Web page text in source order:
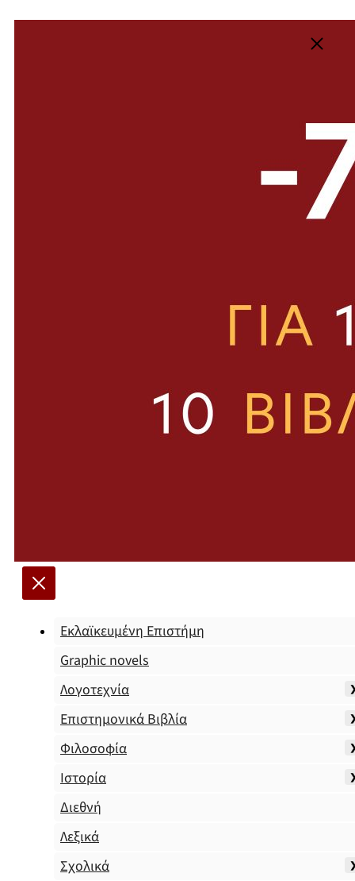
Εκλαϊκευμένη Επιστήμη
Graphic novels
Λογοτεχνία
Επιστημονικά Βιβλία
Φιλοσοφία
Ιστορία
Διεθνή
Λεξικά
Σχολικά